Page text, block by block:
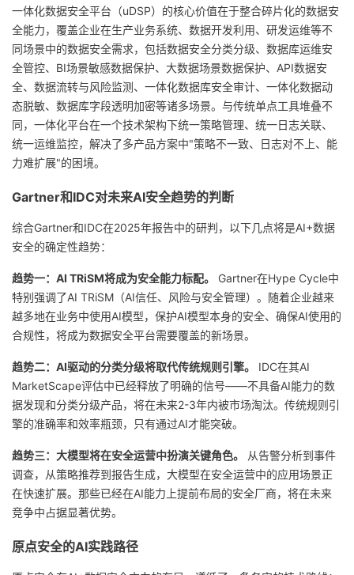
一体化数据安全平台（uDSP）的核心价值在于整合碎片化的数据安
全能力，覆盖企业在生产业务系统、数据开发利用、研发运维等不
同场景中的数据安全需求，包括数据安全分类分级、数据库运维安
全管控、BI场景敏感数据保护、大数据场景数据保护、API数据安
全、数据流转与风险监测、一体化数据库安全审计、一体化数据动
态脱敏、数据库字段透明加密等诸多场景。与传统单点工具堆叠不
同，一体化平台在一个技术架构下统一策略管理、统一日志关联、
统一运维监控，解决了多产品方案中"策略不一致、日志对不上、能
力难扩展"的困境。
Gartner和IDC对未来AI安全趋势的判断
综合Gartner和IDC在2025年报告中的研判，以下几点将是AI+数据
安全的确定性趋势：
趋势一：AI TRiSM将成为安全能力标配。
Gartner在Hype Cycle中
特别强调了AI TRiSM（AI信任、风险与安全管理）。随着企业越来
越多地在业务中使用AI模型，保护AI模型本身的安全、确保AI使用的
合规性，将成为数据安全平台需要覆盖的新场景。
趋势二：AI驱动的分类分级将取代传统规则引擎。
IDC在其AI
MarketScape评估中已经释放了明确的信号——不具备AI能力的数
据发现和分类分级产品，将在未来2-3年内被市场淘汰。传统规则引
擎的准确率和效率瓶颈，只有通过AI才能突破。
趋势三：大模型将在安全运营中扮演关键角色。
从告警分析到事件
调查，从策略推荐到报告生成，大模型在安全运营中的应用场景正
在快速扩展。那些已经在AI能力上提前布局的安全厂商，将在未来
竞争中占据显著优势。
原点安全的AI实践路径